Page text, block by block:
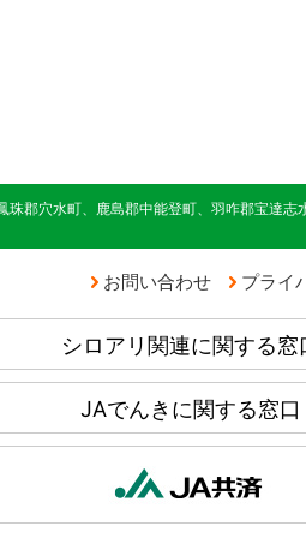
郡穴水町、鹿島郡中能登町、羽咋郡宝達志
お問い合わせ プライ
シロアリ関連に関する窓
JAでんきに関する窓口